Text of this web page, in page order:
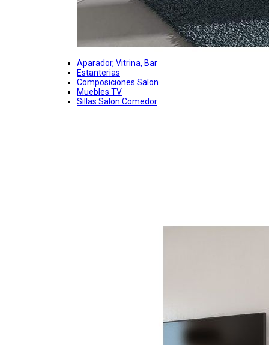
Aparador, Vitrina, Bar
Estanterias
Composiciones Salon
Muebles TV
Sillas Salon Comedor